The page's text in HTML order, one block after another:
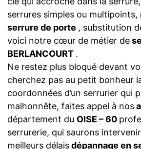
serrures simples ou multipoints,
serrure de porte , substitution
voici notre cœur de métier de
BERLANCOURT .
Ne restez plus bloqué devant
cherchez pas au petit bonheur
coordonnées d’un serrurier qui
malhonnête, faites appel à nos
département du OISE – 60
serrurerie, qui saurons
meilleurs délaisdépannage en